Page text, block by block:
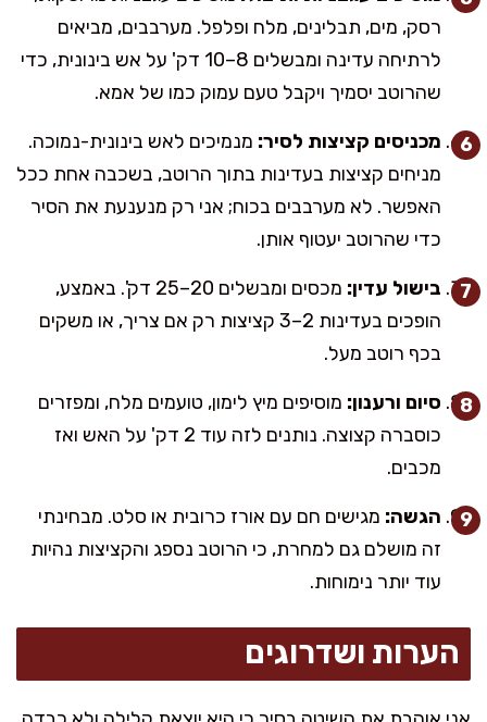
רסק, מים, תבלינים, מלח ופלפל. מערבבים, מביאים
לרתיחה עדינה ומבשלים 8–10 דק' על אש בינונית, כדי
שהרוטב יסמיך ויקבל טעם עמוק כמו של אמא.
מכניסים קציצות לסיר: מנמיכים לאש בינונית-נמוכה.
מניחים קציצות בעדינות בתוך הרוטב, בשכבה אחת ככל
האפשר. לא מערבבים בכוח; אני רק מנענעת את הסיר
כדי שהרוטב יעטוף אותן.
בישול עדין:
מכסים ומבשלים 20–25 דק'. באמצע,
הופכים בעדינות 2–3 קציצות רק אם צריך, או משקים
בכף רוטב מעל.
סיום ורענון: מוסיפים מיץ לימון, טועמים מלח, ומפזרים
כוסברה קצוצה. נותנים לזה עוד 2 דק' על האש ואז
מכבים.
הגשה: מגישים חם עם אורז כרובית או סלט. מבחינתי
זה מושלם גם למחרת, כי הרוטב נספג והקציצות נהיות
עוד יותר נימוחות.
הערות ושדרוגים